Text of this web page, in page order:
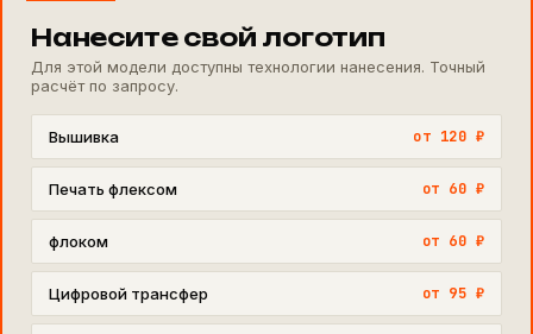
Нанесите свой логотип
Для этой модели доступны технологии нанесения. Точный
расчёт по запросу.
Вышивка от 120 ₽
Печать флексом от 60 ₽
флоком от 60 ₽
Цифровой трансфер от 95 ₽